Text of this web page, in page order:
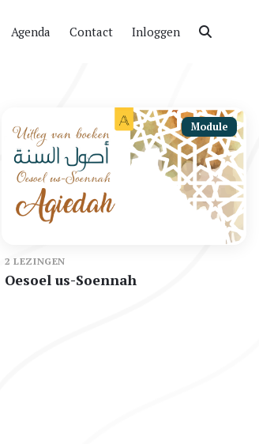
Agenda Contact Inloggen
Module
2 LEZINGEN
Oesoel us-Soennah